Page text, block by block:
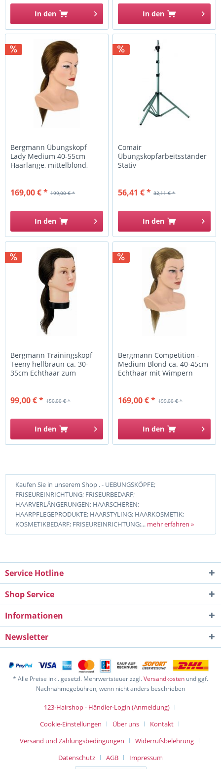
In den In den
Bergmann Übungskopf
Lady Medium 40-55cm
Haarlänge, mittelblond,
199,00 € *
169,00 € *
In den
Comair
Übungskopfarbeitsständer
Stativ
82,11 € *
56,41 € *
In den
Bergmann Trainingskopf
Teeny hellbraun ca. 30-
35cm Echthaar zum
150,00 € *
99,00 € *
In den
Bergmann Competition -
Medium Blond ca. 40-45cm
Echthaar mit Wimpern
199,00 € *
169,00 € *
In den
Kaufen Sie in unserem Shop . - UEBUNGSKÖPFE;
FRISEUREINRICHTUNG; FRISEURBEDARF;
HAARVERLÄNGERUNGEN; HAARSCHEREN;
HAARPFLEGEPRODUKTE; HAARSTYLING; HAARKOSMETIK;
KOSMETIKBEDARF; FRISEUREINRICHTUNG;... mehr erfahren »
Service Hotline
Shop Service
Informationen
Newsletter
* Alle Preise inkl. gesetzl. Mehrwertsteuer zzgl.Versandkosten und ggf.
Nachnahmegebühren, wenn nicht anders beschrieben
123-Hairshop - Händler-Login (Anmeldung)
Cookie-Einstellungen
Über uns
Kontakt
Versand und Zahlungsbedingungen
Widerrufsbelehrung
Datenschutz
AGB Impressum